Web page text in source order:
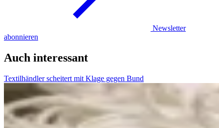
Newsletter
abonnieren
Auch interessant
Textilhändler scheitert mit Klage gegen Bund